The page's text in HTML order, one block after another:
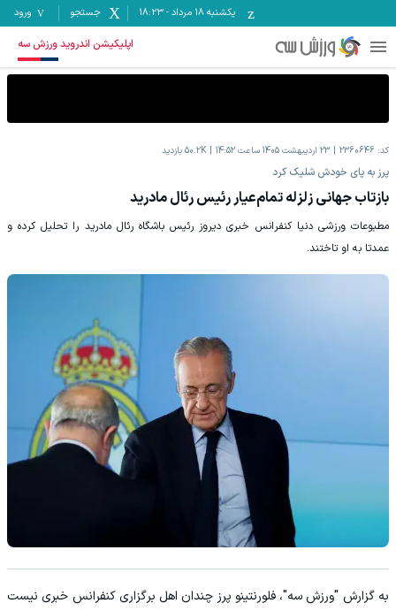
یکشنبه ۱۸ مرداد -
18:23 جستجو ورود
اپلیکیشن اندروید ورزش سه
کد: 2360646 23 اردیبهشت 1405 ساعت 14:52 50.2K بازدید
پرز به پای خودش شلیک کرد
بازتاب جهانی زلزله تمام‌عیار رئیس رئال مادرید
مطبوعات ورزشی دنیا کنفرانس خبری دیروز رئیس باشگاه رئال مادرید را تحلیل کرده و
عمدتا به او تاختند.
به گزارش "ورزش سه"، فلورنتینو پرز چندان اهل برگزاری کنفرانس خبری نیست